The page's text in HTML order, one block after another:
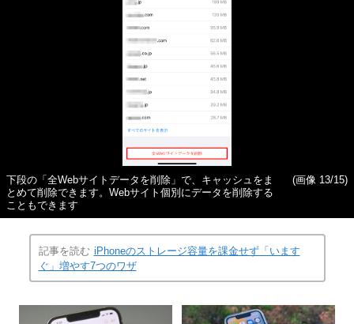
下段の「全Webサイトデータを削除」で、キャッシュをま
とめて削除できます。Webサイト個別にデータを削除する
こともできます
(画像 13/15)
記事を読む iPhoneのストレージ容量を課金せず「います
ぐ」増やす7つのワザ